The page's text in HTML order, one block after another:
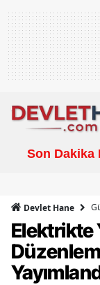
Son Dakika
Devlet Hane
Elektrikte